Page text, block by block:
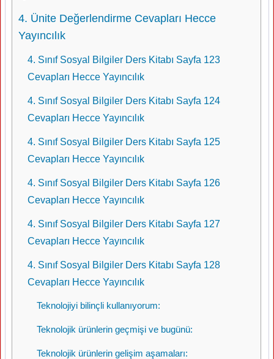
4. Ünite Değerlendirme Cevapları Hecce
Yayıncılık
4. Sınıf Sosyal Bilgiler Ders Kitabı Sayfa 123
Cevapları Hecce Yayıncılık
4. Sınıf Sosyal Bilgiler Ders Kitabı Sayfa 124
Cevapları Hecce Yayıncılık
4. Sınıf Sosyal Bilgiler Ders Kitabı Sayfa 125
Cevapları Hecce Yayıncılık
4. Sınıf Sosyal Bilgiler Ders Kitabı Sayfa 126
Cevapları Hecce Yayıncılık
4. Sınıf Sosyal Bilgiler Ders Kitabı Sayfa 127
Cevapları Hecce Yayıncılık
4. Sınıf Sosyal Bilgiler Ders Kitabı Sayfa 128
Cevapları Hecce Yayıncılık
Teknolojiyi bilinçli kullanıyorum:
Teknolojik ürünlerin geçmişi ve bugünü:
Teknolojik ürünlerin gelişim aşamaları: